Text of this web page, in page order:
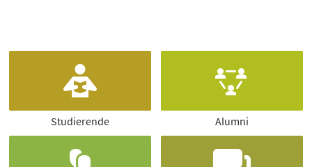
Studierende Alumni